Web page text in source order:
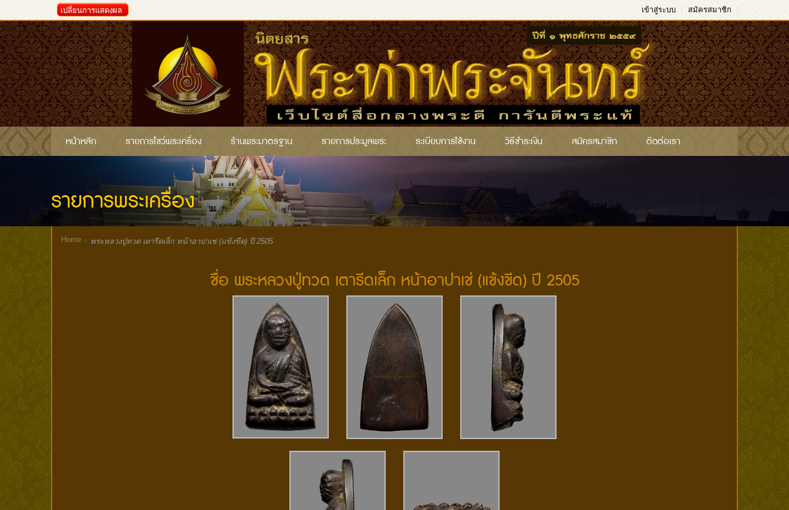
เปลี่ยนการแสดงผล เข้าสู่ระบบ สมัครสมาชิก
หน้าหลัก รายการโชว์พระเครื่อง ร้านพระมาตรฐาน รายการประมูลพระ ระเบียบการใช้งาน วิธีชำระเงิน สมัครสมาชิก ติดต่อเรา
รายการพระเครื่อง
Home » พระหลวงปู่ทวด เตารีดเล็ก หน้าอาปาเช่ (แข้งขีด) ปี 2505
ชื่อ พระหลวงปู่ทวด เตารีดเล็ก หน้าอาปาเช่ (แข้งขีด) ปี 2505